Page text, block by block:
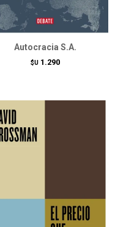
Autocracia S.A.
$U 1.290